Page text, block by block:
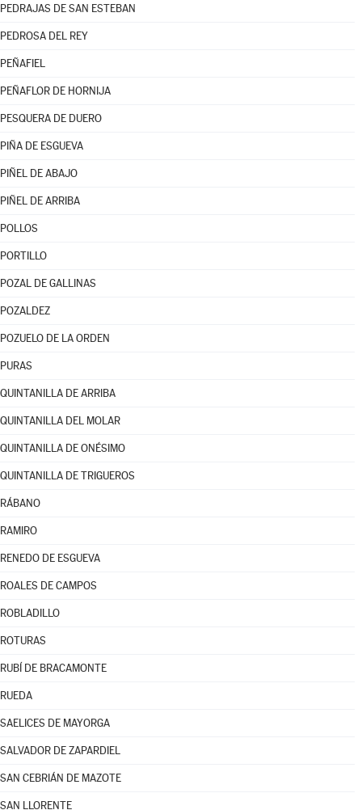
PEDRAJAS DE SAN ESTEBAN
PEDROSA DEL REY
PEÑAFIEL
PEÑAFLOR DE HORNIJA
PESQUERA DE DUERO
PIÑA DE ESGUEVA
PIÑEL DE ABAJO
PIÑEL DE ARRIBA
POLLOS
PORTILLO
POZAL DE GALLINAS
POZALDEZ
POZUELO DE LA ORDEN
PURAS
QUINTANILLA DE ARRIBA
QUINTANILLA DEL MOLAR
QUINTANILLA DE ONÉSIMO
QUINTANILLA DE TRIGUEROS
RÁBANO
RAMIRO
RENEDO DE ESGUEVA
ROALES DE CAMPOS
ROBLADILLO
ROTURAS
RUBÍ DE BRACAMONTE
RUEDA
SAELICES DE MAYORGA
SALVADOR DE ZAPARDIEL
SAN CEBRIÁN DE MAZOTE
SAN LLORENTE